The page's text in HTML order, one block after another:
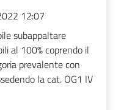
12:07
subappaltare
al 100% coprendo il
prevalente con
la cat. OG1 IV